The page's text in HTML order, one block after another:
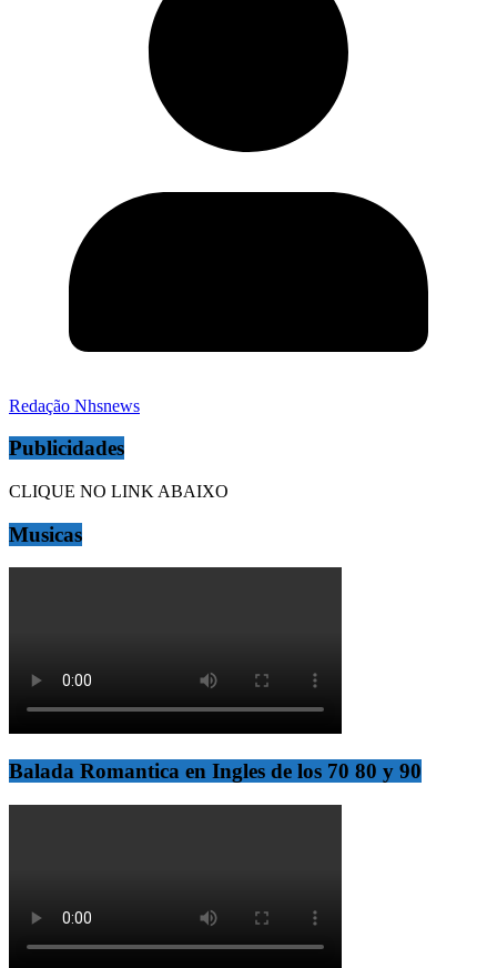
Redação Nhsnews
Publicidades
CLIQUE NO LINK ABAIXO
Musicas
Balada Romantica en Ingles de los 70 80 y 90